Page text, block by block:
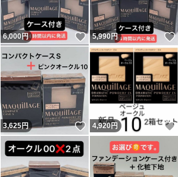
いいね！
6,000円 いいね！
5,990円
いいね！
3,625円 いいね！
4,920円